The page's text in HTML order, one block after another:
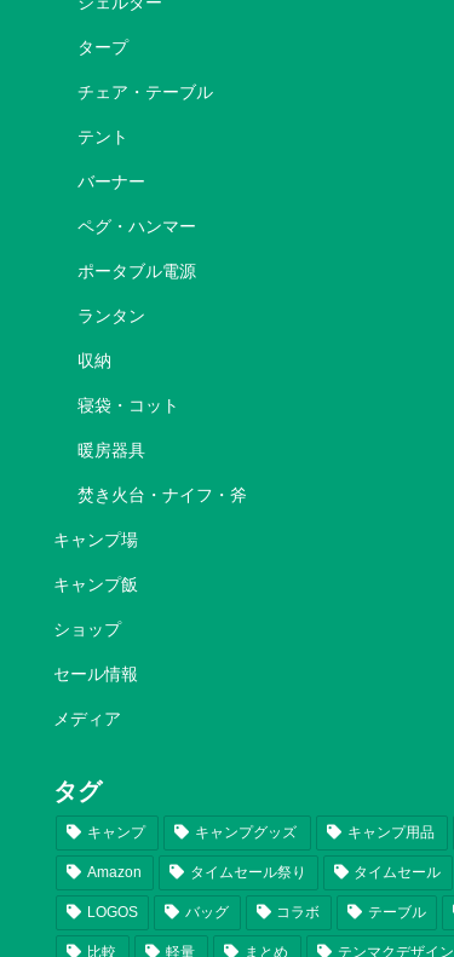
タープ
チェア・テーブル
テント
バーナー
ペグ・ハンマー
ポータブル電源
ランタン
収納
寝袋・コット
暖房器具
焚き火台・ナイフ・斧
キャンプ場
キャンプ飯
ショップ
セール情報
メディア
タグ
キャンプ キャンプグッズ キャンプ用品
Amazon タイムセール祭り タイムセール
LOGOS バッグ コラボ テーブル
比較 軽量 まとめ テンマクデザイン